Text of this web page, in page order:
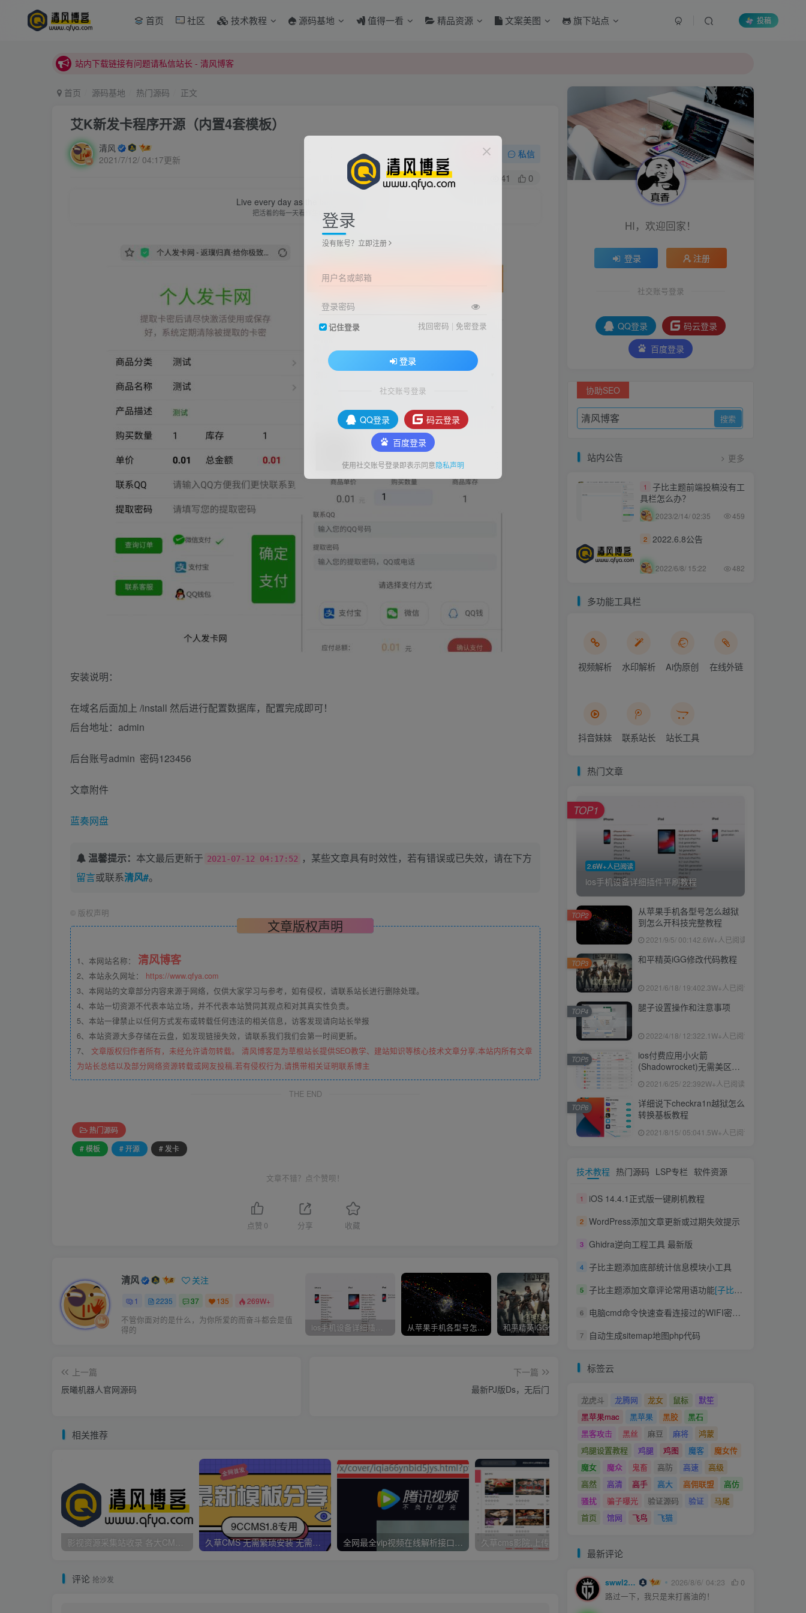
首页 社区 技术教程 源码基地 值得一看 精品资源 文案美图 旗下站点 投稿
本站正式开启推广，具体查看个人中心。
本站正式开启推广，具体查看个人中心。
首页 源码基地 热门源码 正文
艾K新发卡程序开源（内置4套模板）
清风
2021/7/12/ 04:17更新
关注 私信
41 0
Live every day as the last day of life.
把活着的每一天看作生命的最后一天
安装说明：
在域名后面加上 /install 然后进行配置数据库，配置完成即可！
后台地址：admin
后台账号admin 密码123456
文章附件
蓝奏网盘
温馨提示： 本文最后更新于 2021-07-12 04:17:52
，某些文章具有时效性，若有错误或已失效，请在下方
留言或联系清风#。
© 版权声明
文章版权声明
1、本网站名称： 清风博客
2、本站永久网址： https://www.qfya.com
3、本网站的文章部分内容来源于网络，仅供大家学习与参考，如有侵权，请联系站长进行删除处理。
4、本站一切资源不代表本站立场，并不代表本站赞同其观点和对其真实性负责。
5、本站一律禁止以任何方式发布或转载任何违法的相关信息，访客发现请向站长举报
6、本站资源大多存储在云盘，如发现链接失效，请联系我们我们会第一时间更新。
7、 文章版权归作者所有，未经允许请勿转载。 清风博客是为草根站长提供SEO教学、建站知识等核心技术文章分享,本站内所有文章
为站长总结以及部分网络资源转载或网友投稿,若有侵权行为,请携带相关证明联系博主
THE END
热门源码
# 模板
# 开源 # 发卡
文章不错？点个赞呗！
点赞 0 分享 收藏
清风 关注
1 2235 37 135 269W+
不管你面对的是什么，为你所爱的而奋斗都会是值
得的
ios手机设备详细插件平刷教程 从苹果手机各型号怎么越狱到怎么开科技完整教程
上一篇
辰曦机器人官网源码
下一篇
最新PJ版Ds，无后门
相关推荐
影视资源采集站收录 各大CMS采集资源站网址合集 久草CMS 无需繁琐安装 无需配置CK 无需手动更新 一分钟拥有30000视频资源 全网最全vip视频在线解析接口收藏分享
评论 抢沙发
HI，欢迎回家！
登录 注册
社交账号登录
QQ登录
码云登录
百度登录
协助SEO
站内公告 更多
1
子比主题前端投稿没有工
具栏怎么办？
2023/2/14/ 02:35 459
2 2022.6.8公告
2022/6/8/ 15:22 482
多功能工具栏
视频解析 水印解析 Ai伪原创 在线外链
抖音妹妹 联系站长 站长工具
热门文章
2.6W+人已阅读
ios手机设备详细插件平刷教程
TOP1
从苹果手机各型号怎么越狱
到怎么开科技完整教程
2021/9/5/ 00:142.6W+人已阅读
TOP2
和平精英iGG修改代码教程
2021/6/18/ 19:402.3W+人已阅读
TOP3
腿子设置操作和注意事项
2022/4/18/ 12:322.1W+人已阅读
TOP4
ios付费应用小火箭
(Shadowrocket)无需美区苹
2021/6/25/ 22:392W+人已阅读
TOP5
详细说下checkra1n越狱怎么
转换基板教程
2021/8/15/ 05:04 1.5W+人已阅读
TOP6
技术教程 热门源码 LSP专栏 软件资源
1 iOS 14.4.1正式版一键刷机教程
2 WordPress添加文章更新或过期失效提示
3 Ghidra逆向工程工具 最新版
4 子比主题添加底部统计信息模块小工具
5 子比主题添加文章评论常用语功能[子比教程]
6 电脑cmd命令快速查看连接过的WIFI密码信息
7 自动生成sitemap地图php代码
标签云
龙虎斗 龙腾网 龙女 鼠标
默笙
黑苹果mac
黑苹果 黑胶
黑石
黑客攻击
黑丝 麻豆 麻将
鸿蒙
鸡腿设置教程
鸡腿 鸡图 魔客
魔女传
魔女
魔众 鬼畜 高防 高速
高级
高然
高清 高手 高大 高佣联盟
高仿
骚扰
骗子曝光 验证源码 验证
马尾
首页
馆网 飞鸟 飞猫
最新评论
swwl2457 2026/8/6/ 04:23
0
路过一下，我只是来打酱油的！
登录
没有账号？立即注册
用户名或邮箱
登录密码
记住登录 找回密码 | 免密登录
登录
社交账号登录
QQ登录
码云登录
百度登录
使用社交账号登录即表示同意隐私声明